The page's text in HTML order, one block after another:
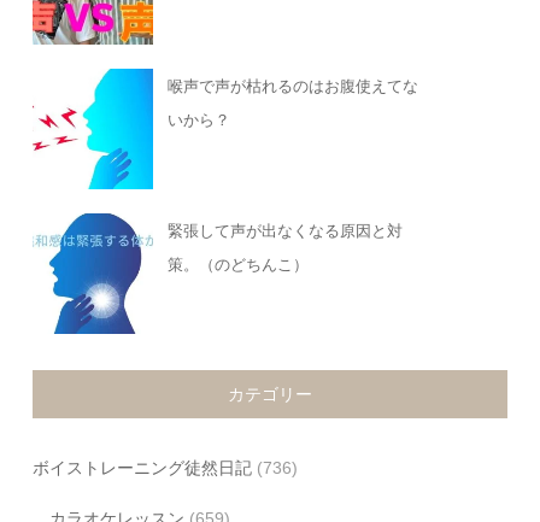
喉声で声が枯れるのはお腹使えてな
いから？
緊張して声が出なくなる原因と対
策。（のどちんこ）
カテゴリー
ボイストレーニング徒然日記 (736)